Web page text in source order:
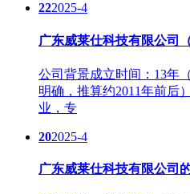
222025-4
广东威莱仕科技有限公司
公司背景成立时间：13年
明确，推算约2011年前后
业，专
202025-4
广东威莱仕科技有限公司